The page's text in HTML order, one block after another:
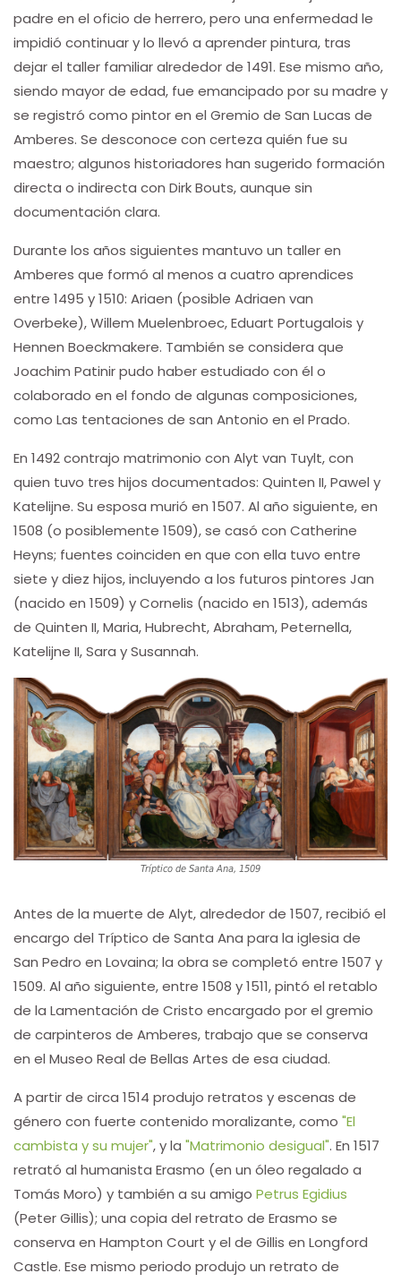
padre en el oficio de herrero, pero una enfermedad le
impidió continuar y lo llevó a aprender pintura, tras
dejar el taller familiar alrededor de 1491. Ese mismo año,
siendo mayor de edad, fue emancipado por su madre y
se registró como pintor en el Gremio de San Lucas de
Amberes. Se desconoce con certeza quién fue su
maestro; algunos historiadores han sugerido formación
directa o indirecta con Dirk Bouts, aunque sin
documentación clara.
Durante los años siguientes mantuvo un taller en
Amberes que formó al menos a cuatro aprendices
entre 1495 y 1510: Ariaen (posible Adriaen van
Overbeke), Willem Muelenbroec, Eduart Portugalois y
Hennen Boeckmakere. También se considera que
Joachim Patinir pudo haber estudiado con él o
colaborado en el fondo de algunas composiciones,
como Las tentaciones de san Antonio en el Prado.
En 1492 contrajo matrimonio con Alyt van Tuylt, con
quien tuvo tres hijos documentados: Quinten II, Pawel y
Katelijne. Su esposa murió en 1507. Al año siguiente, en
1508 (o posiblemente 1509), se casó con Catherine
Heyns; fuentes coinciden en que con ella tuvo entre
siete y diez hijos, incluyendo a los futuros pintores Jan
(nacido en 1509) y Cornelis (nacido en 1513), además
de Quinten II, Maria, Hubrecht, Abraham, Peternella,
Katelijne II, Sara y Susannah.
Tríptico de Santa Ana, 1509
Antes de la muerte de Alyt, alrededor de 1507, recibió el
encargo del Tríptico de Santa Ana para la iglesia de
San Pedro en Lovaina; la obra se completó entre 1507 y
1509. Al año siguiente, entre 1508 y 1511, pintó el retablo
de la Lamentación de Cristo encargado por el gremio
de carpinteros de Amberes, trabajo que se conserva
en el Museo Real de Bellas Artes de esa ciudad.
A partir de circa 1514 produjo retratos y escenas de
género con fuerte contenido moralizante, como "El
cambista y su mujer", y la "Matrimonio desigual". En 1517
retrató al humanista Erasmo (en un óleo regalado a
Tomás Moro) y también a su amigo Petrus Egidius
(Peter Gillis); una copia del retrato de Erasmo se
conserva en Hampton Court y el de Gillis en Longford
Castle. Ese mismo periodo produjo un retrato de